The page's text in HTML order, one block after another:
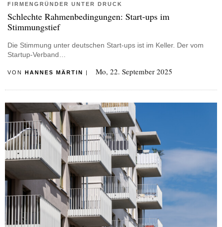
FIRMENGRÜNDER UNTER DRUCK
Schlechte Rahmenbedingungen: Start-ups im
Stimmungstief
Die Stimmung unter deutschen Start-ups ist im Keller. Der vom
Startup-Verband…
VON HANNES MÄRTIN Mo, 22. September 2025